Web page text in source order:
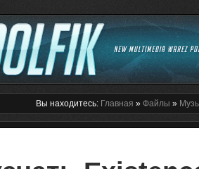
Вы находитесь: Главная » Файлы »